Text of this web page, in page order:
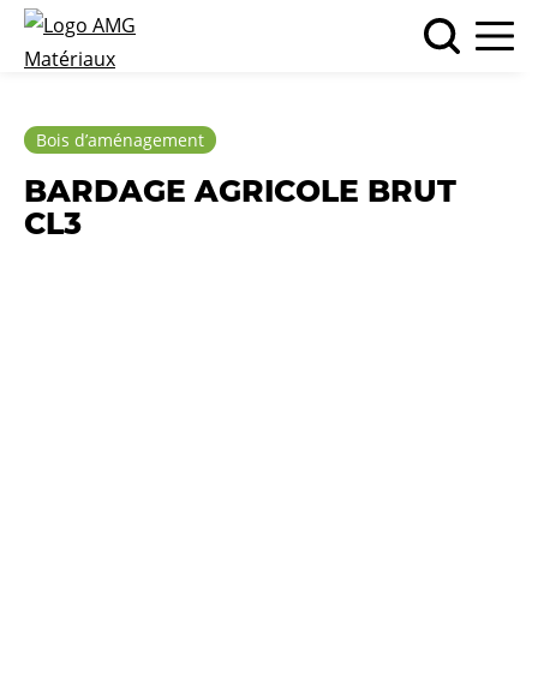
Bois d’aménagement
BARDAGE AGRICOLE BRUT
CL3